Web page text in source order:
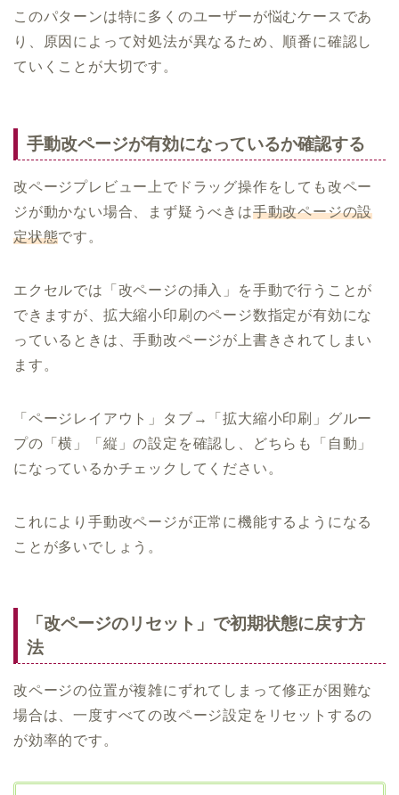
このパターンは特に多くのユーザーが悩むケースであ
り、原因によって対処法が異なるため、順番に確認し
ていくことが大切です。
手動改ページが有効になっているか確認する
改ページプレビュー上でドラッグ操作をしても改ペー
ジが動かない場合、まず疑うべきは手動改ページの設
定状態です。
エクセルでは「改ページの挿入」を手動で行うことが
できますが、拡大縮小印刷のページ数指定が有効にな
っているときは、手動改ページが上書きされてしまい
ます。
「ページレイアウト」タブ→「拡大縮小印刷」グルー
プの「横」「縦」の設定を確認し、どちらも「自動」
になっているかチェックしてください。
これにより手動改ページが正常に機能するようになる
ことが多いでしょう。
「改ページのリセット」で初期状態に戻す方
法
改ページの位置が複雑にずれてしまって修正が困難な
場合は、一度すべての改ページ設定をリセットするの
が効率的です。